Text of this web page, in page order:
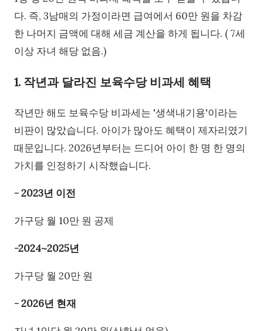
다. 즉, 3남매의 가정이라면 급여에서 60만 원을 차감
한 나머지 금액에 대해 세금 계산을 하게 됩니다. ( 7세
이상 자녀 해당 없음.)
1. 작년과 달라진 보육수당 비과세 혜택
작년만 해도 보육수당 비과세는 '생색내기용'이라는
비판이 많았습니다. 아이가 많아도 혜택이 제자리였기
때문입니다. 2026년부터는 드디어 아이 한 명 한 명의
가치를 인정하기 시작했습니다.
- 2023년 이전
가구당 월 10만 원 공제
-2024~2025년
가구당 월 20만 원
- 2026년 현재